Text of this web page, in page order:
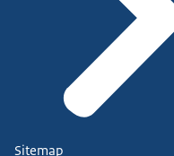
Sitemap